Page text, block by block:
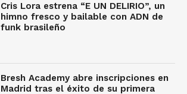
Cris Lora estrena “E UN DELIRIO”, un
himno fresco y bailable con ADN de
funk brasileño
Bresh Academy abre inscripciones en
Madrid tras el éxito de su primera